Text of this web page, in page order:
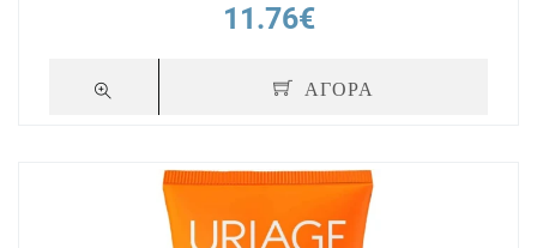
11.76€
ΑΓΟΡΑ